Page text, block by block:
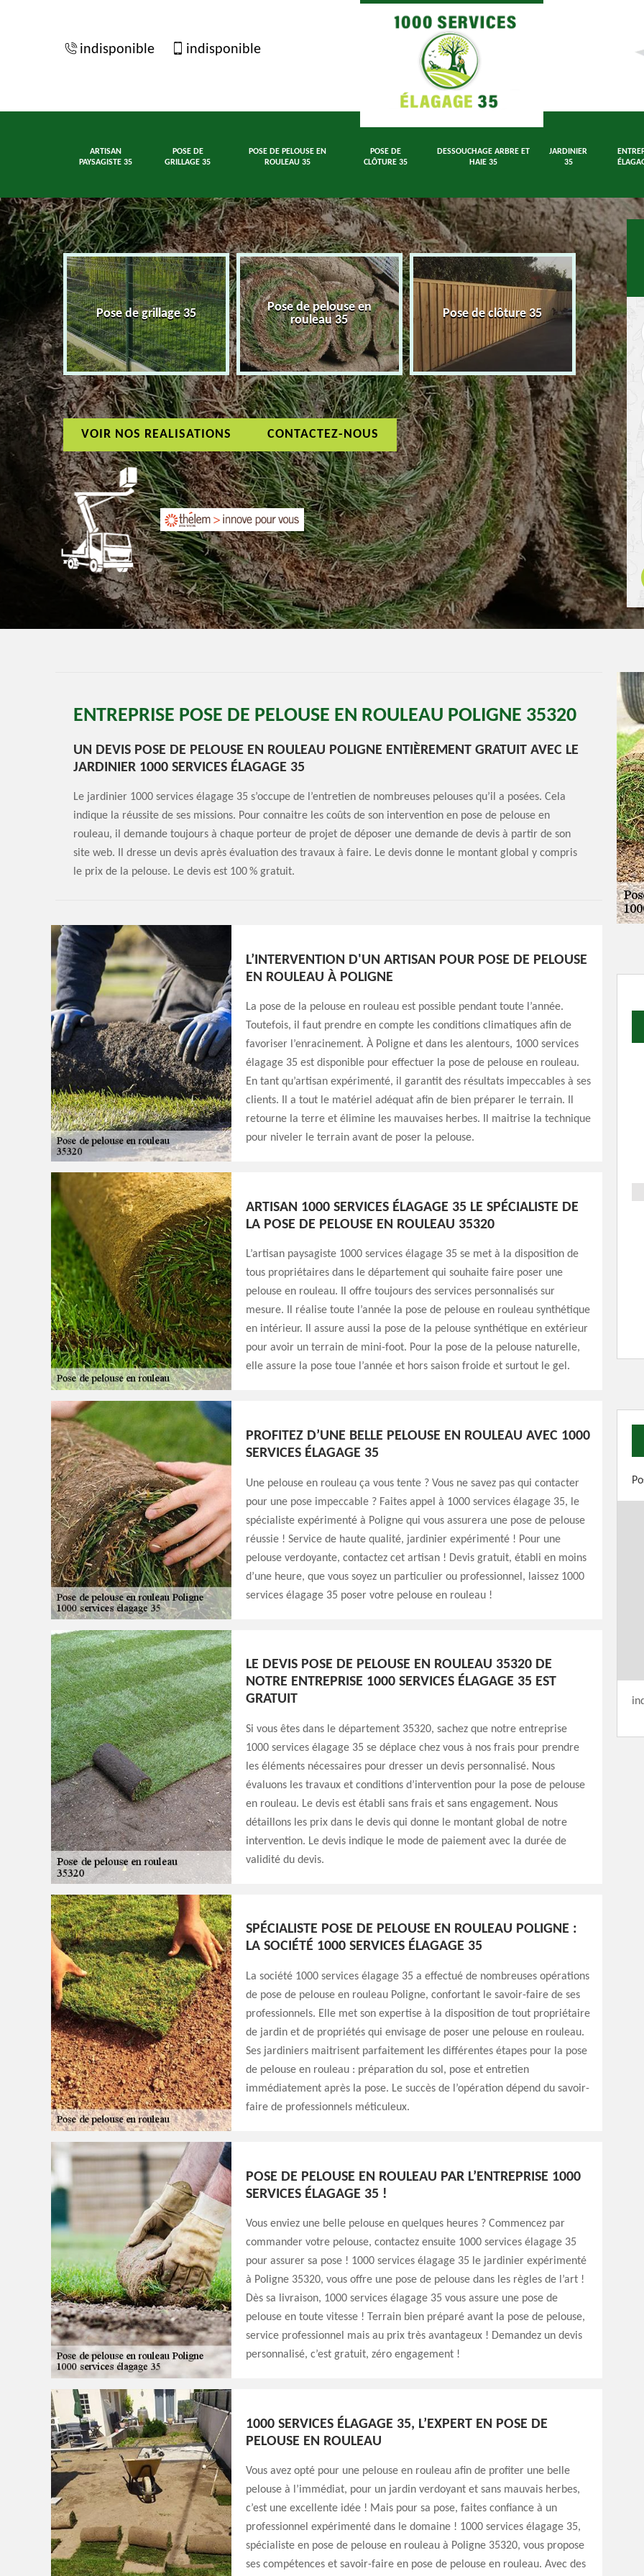
indisponible indisponible
ARTISAN
PAYSAGISTE 35
POSE DE
GRILLAGE 35
POSE DE PELOUSE EN
ROULEAU 35
POSE DE
CLÔTURE 35
DESSOUCHAGE ARBRE ET
HAIE 35
JARDINIER
35
Pose de grillage 35
Pose de pelouse en
rouleau 35
Pose de clôture 35
VOIR NOS REALISATIONS CONTACTEZ-NOUS
ENTREPRISE POSE DE PELOUSE EN ROULEAU POLIGNE 35320
UN DEVIS POSE DE PELOUSE EN ROULEAU POLIGNE ENTIÈREMENT GRATUIT AVEC LE
JARDINIER 1000 SERVICES ÉLAGAGE 35
Le jardinier 1000 services élagage 35 s’occupe de l’entretien de nombreuses pelouses qu’il a posées. Cela
indique la réussite de ses missions. Pour connaitre les coûts de son intervention en pose de pelouse en
rouleau, il demande toujours à chaque porteur de projet de déposer une demande de devis à partir de son
site web. Il dresse un devis après évaluation des travaux à faire. Le devis donne le montant global y compris
le prix de la pelouse. Le devis est 100 % gratuit.
L’INTERVENTION D'UN ARTISAN POUR POSE DE PELOUSE
EN ROULEAU À POLIGNE
La pose de la pelouse en rouleau est possible pendant toute l’année.
Toutefois, il faut prendre en compte les conditions climatiques afin de
favoriser l’enracinement. À Poligne et dans les alentours, 1000 services
élagage 35 est disponible pour effectuer la pose de pelouse en rouleau.
En tant qu’artisan expérimenté, il garantit des résultats impeccables à ses
clients. Il a tout le matériel adéquat afin de bien préparer le terrain. Il
retourne la terre et élimine les mauvaises herbes. Il maitrise la technique
pour niveler le terrain avant de poser la pelouse.
ARTISAN 1000 SERVICES ÉLAGAGE 35 LE SPÉCIALISTE DE
LA POSE DE PELOUSE EN ROULEAU 35320
L’artisan paysagiste 1000 services élagage 35 se met à la disposition de
tous propriétaires dans le département qui souhaite faire poser une
pelouse en rouleau. Il offre toujours des services personnalisés sur
mesure. Il réalise toute l’année la pose de pelouse en rouleau synthétique
en intérieur. Il assure aussi la pose de la pelouse synthétique en extérieur
pour avoir un terrain de mini-foot. Pour la pose de la pelouse naturelle,
elle assure la pose toue l’année et hors saison froide et surtout le gel.
PROFITEZ D’UNE BELLE PELOUSE EN ROULEAU AVEC 1000
SERVICES ÉLAGAGE 35
Une pelouse en rouleau ça vous tente ? Vous ne savez pas qui contacter
pour une pose impeccable ? Faites appel à 1000 services élagage 35, le
spécialiste expérimenté à Poligne qui vous assurera une pose de pelouse
réussie ! Service de haute qualité, jardinier expérimenté ! Pour une
pelouse verdoyante, contactez cet artisan ! Devis gratuit, établi en moins
d’une heure, que vous soyez un particulier ou professionnel, laissez 1000
services élagage 35 poser votre pelouse en rouleau !
LE DEVIS POSE DE PELOUSE EN ROULEAU 35320 DE
NOTRE ENTREPRISE 1000 SERVICES ÉLAGAGE 35 EST
GRATUIT
Si vous êtes dans le département 35320, sachez que notre entreprise
1000 services élagage 35 se déplace chez vous à nos frais pour prendre
les éléments nécessaires pour dresser un devis personnalisé. Nous
évaluons les travaux et conditions d’intervention pour la pose de pelouse
en rouleau. Le devis est établi sans frais et sans engagement. Nous
détaillons les prix dans le devis qui donne le montant global de notre
intervention. Le devis indique le mode de paiement avec la durée de
validité du devis.
SPÉCIALISTE POSE DE PELOUSE EN ROULEAU POLIGNE :
LA SOCIÉTÉ 1000 SERVICES ÉLAGAGE 35
La société 1000 services élagage 35 a effectué de nombreuses opérations
de pose de pelouse en rouleau Poligne, confortant le savoir-faire de ses
professionnels. Elle met son expertise à la disposition de tout propriétaire
de jardin et de propriétés qui envisage de poser une pelouse en rouleau.
Ses jardiniers maitrisent parfaitement les différentes étapes pour la pose
de pelouse en rouleau : préparation du sol, pose et entretien
immédiatement après la pose. Le succès de l’opération dépend du savoir-
faire de professionnels méticuleux.
POSE DE PELOUSE EN ROULEAU PAR L’ENTREPRISE 1000
SERVICES ÉLAGAGE 35 !
Vous enviez une belle pelouse en quelques heures ? Commencez par
commander votre pelouse, contactez ensuite 1000 services élagage 35
pour assurer sa pose ! 1000 services élagage 35 le jardinier expérimenté
à Poligne 35320, vous offre une pose de pelouse dans les règles de l’art !
Dès sa livraison, 1000 services élagage 35 vous assure une pose de
pelouse en toute vitesse ! Terrain bien préparé avant la pose de pelouse,
service professionnel mais au prix très avantageux ! Demandez un devis
personnalisé, c’est gratuit, zéro engagement !
1000 SERVICES ÉLAGAGE 35, L’EXPERT EN POSE DE
PELOUSE EN ROULEAU
Vous avez opté pour une pelouse en rouleau afin de profiter une belle
pelouse à l’immédiat, pour un jardin verdoyant et sans mauvais herbes,
c’est une excellente idée ! Mais pour sa pose, faites confiance à un
professionnel expérimenté dans le domaine ! 1000 services élagage 35,
spécialiste en pose de pelouse en rouleau à Poligne 35320, vous propose
ses compétences et savoir-faire en pose de pelouse en rouleau. Avec des